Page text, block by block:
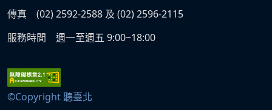
傳真
(02) 2592-2588 及 (02) 2596-2115
服務時間
週一至週五 9:00~18:00
©Copyright 聽臺北